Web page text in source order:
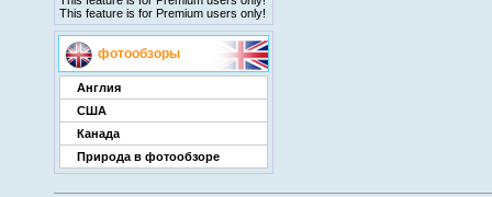
This feature is for Premium users only!
фотообзоры
Англия
США
Канада
Природа в фотообзоре